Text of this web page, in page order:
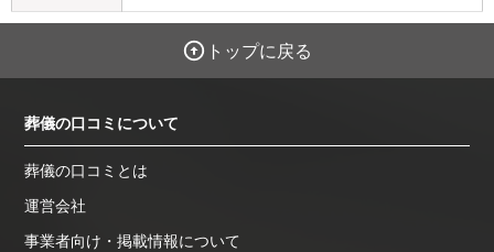
トップに戻る
葬儀の口コミについて
葬儀の口コミとは
運営会社
事業者向け・掲載情報について